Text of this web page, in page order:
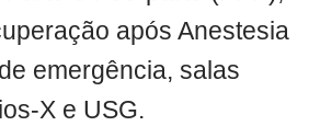
após Anestesia
emergência, salas
X e USG.